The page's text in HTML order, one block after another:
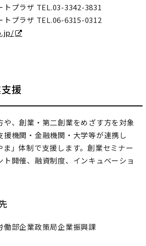
トプラザ TEL.03-3342-3831
トプラザ TEL.06-6315-0312
援
や、創業・第二創業をめざす方を対象
援機関・金融機関・大学等が連携し
ま」体制で支援します。創業セミナー
ト開催、融資制度、インキュベーショ
働部企業政策局企業振興課